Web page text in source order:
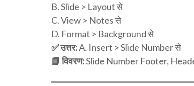
B. Slide > Layout से
C. View > Notes से
D. Format > Background से
✅ उत्तर:A. Insert > Slide Number से
📘 विवरण:Slide Number Footer,